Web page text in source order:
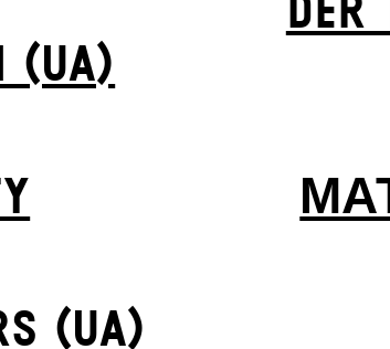
(UA)
(UA)